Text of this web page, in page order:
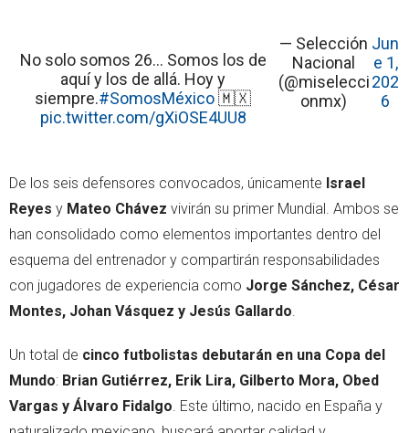
No solo somos 26… Somos los de
aquí y los de allá. Hoy y
siempre.#SomosMéxico🇲🇽
pic.twitter.com/gXiOSE4UU8
— Selección
Nacional
(@miselecci
onmx)
Jun
e 1,
202
6
De los seis defensores convocados, únicamente Israel
Reyes y Mateo Chávez vivirán su primer Mundial. Ambos se
han consolidado como elementos importantes dentro del
esquema del entrenador y compartirán responsabilidades
con jugadores de experiencia como Jorge Sánchez, César
Montes, Johan Vásquez y Jesús Gallardo.
Un total de cinco futbolistas debutarán en una Copa del
Mundo: Brian Gutiérrez, Erik Lira, Gilberto Mora, Obed
Vargas y Álvaro Fidalgo. Este último, nacido en España y